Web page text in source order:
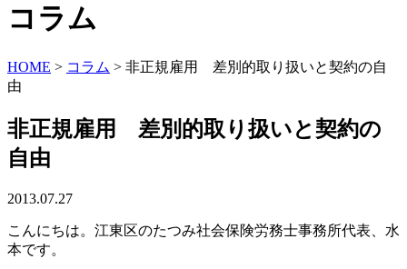
コラム
HOME > コラム > 非正規雇用 差別的取り扱いと契約の自
由
非正規雇用 差別的取り扱いと契約の
自由
2013.07.27
こんにちは。江東区のたつみ社会保険労務士事務所代表、水
本です。